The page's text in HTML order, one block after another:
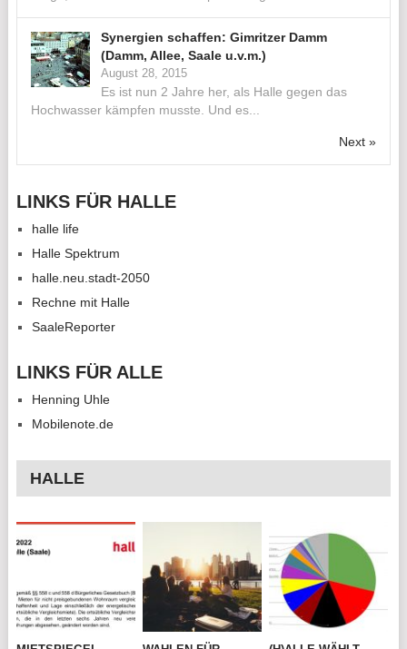
Synergien schaffen: Gimritzer Damm
(Damm, Allee, Saale u.v.m.)
August 28, 2015
Es ist nun 2 Jahre her, als Halle gegen das
Hochwasser kämpfen musste. Und es...
Next »
LINKS FÜR HALLE
halle life
Halle Spektrum
halle.neu.stadt-2050
Rechne mit Halle
SaaleReporter
LINKS FÜR ALLE
Henning Uhle
Mobilenote.de
HALLE